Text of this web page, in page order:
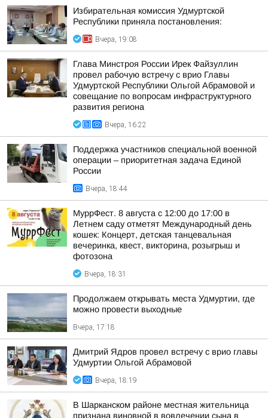
Избирательная комиссия Удмуртской
Республики приняла постановления:
Вчера, 19:08
Глава Минстроя России Ирек Файзуллин
провел рабочую встречу с врио Главы
Удмуртской Республики Ольгой Абрамовой и
совещание по вопросам инфраструктурного
развития региона
Вчера, 16:22
Поддержка участников специальной военной
операции – приоритетная задача Единой
России
Вчера, 18:44
МуррФест. 8 августа с 12:00 до 17:00 в
Летнем саду отметят Международный день
кошек: Концерт, детская танцевальная
вечеринка, квест, викторина, розыгрыш и
фотозона
Вчера, 18:31
Продолжаем открывать места Удмуртии, где
можно провести выходные
Вчера, 17:18
Дмитрий Ядров провел встречу с врио главы
Удмуртии Ольгой Абрамовой
Вчера, 18:19
В Шарканском районе местная жительница
признана виновной в вовлечении сына в